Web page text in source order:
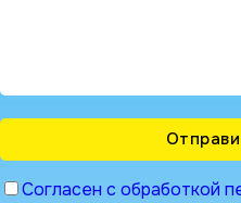
Согласен с обработкой